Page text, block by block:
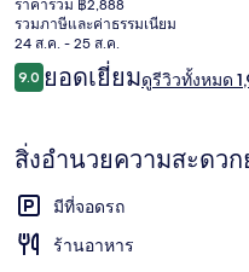
฿2,407
ราคารวม ฿2,888
รวมภาษีและค่าธรรมเนียม
24 ส.ค. - 25 ส.ค.
รีวิว
9.09.0 จาก 10
ยอดเยี่ยมดูรีวิวทั้งหมด
สิ่งอำนวยความสะดว
มีที่จอดรถ
ร้านอาหาร